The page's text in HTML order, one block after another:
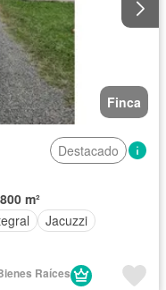
Finca
Destacado
800 m²
Jacuzzi
Raíces